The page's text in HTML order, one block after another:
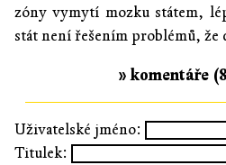
zóny vymytí mozku státem,
stát není řešením problémů, že
» komentáře
Uživatelské jméno:
Titulek: